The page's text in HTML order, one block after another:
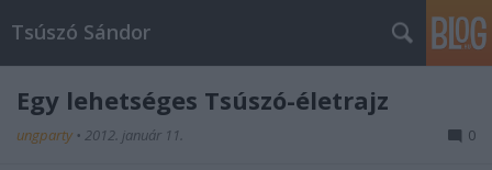
Tsúszó Sándor
Egy lehetséges Tsúszó-életrajz
ungparty • 2012. január 11. 0